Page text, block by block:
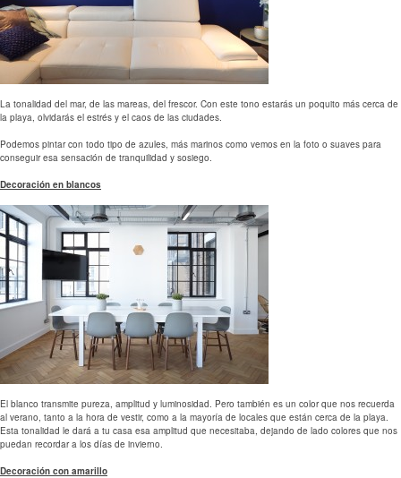
La tonalidad del mar, de las mareas, del frescor. Con este tono estarás un poquito más cerca de
la playa, olvidarás el estrés y el caos de las ciudades.
Podemos pintar con todo tipo de azules, más marinos como vemos en la foto o suaves para
conseguir esa sensación de tranquilidad y sosiego.
Decoración en blancos
El blanco transmite pureza, amplitud y luminosidad. Pero también es un color que nos recuerda
al verano, tanto a la hora de vestir, como a la mayoría de locales que están cerca de la playa.
Esta tonalidad le dará a tu casa esa amplitud que necesitaba, dejando de lado colores que nos
puedan recordar a los días de invierno.
Decoración con amarillo